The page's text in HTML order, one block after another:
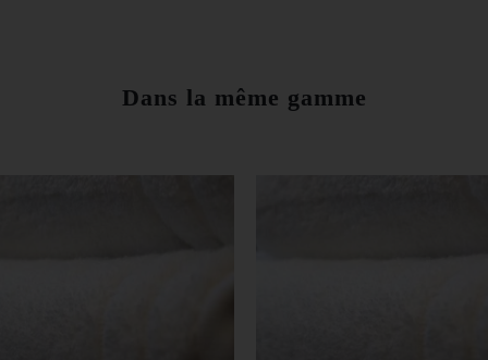
Dans la même gamme